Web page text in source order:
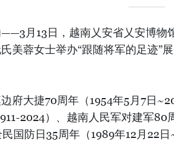
月13日，越南乂安省乂安博物
美蓉女士举办“跟随将军的足迹”
府大捷70周年（1954年5月7日
2024）、越南人民军对建军80
国防日35周年（1989年12月22日